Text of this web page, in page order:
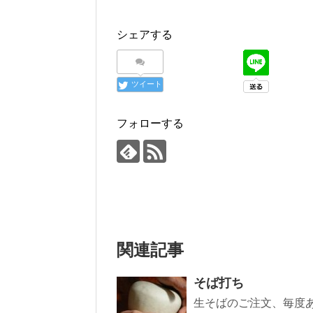
シェアする
ツイート
フォローする
関連記事
そば打ち
生そばのご注文、毎度